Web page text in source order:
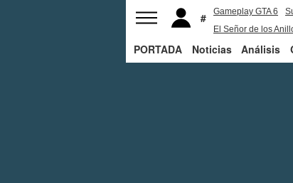
Gameplay GTA 6
El Señor de los
PORTADA Noticias Análisis